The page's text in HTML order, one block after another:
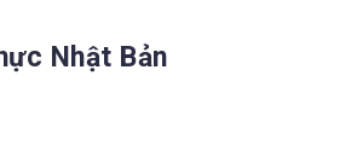
Nhật Bản